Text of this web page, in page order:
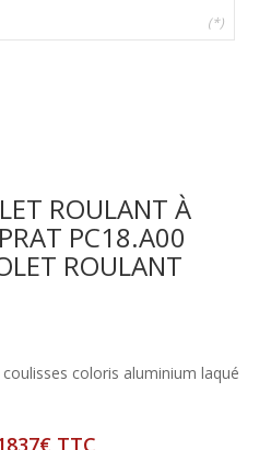
(*)
ROULANT À
PC18.A00
ROULANT
coloris aluminium laqué
TTC